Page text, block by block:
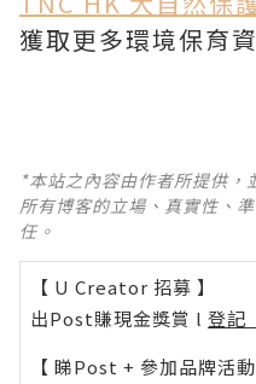
獲取更多環境保育
*本站之內容由作者所提供
所有博客的立場、真實性、
任。
【 U Creator 招募 】
出Post賺現金獎賞 l 登記
【 睇Post + 參加品牌活動